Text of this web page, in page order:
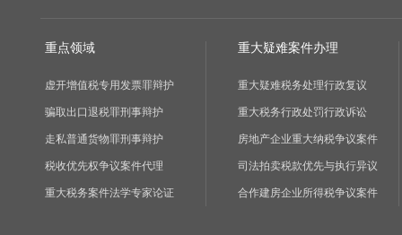
重点领域
虚开增值税专用发票罪辩护
骗取出口退税罪刑事辩护
走私普通货物罪刑事辩护
税收优先权争议案件代理
重大税务案件法学专家论证
重大疑难案件办理
重大疑难税务处理行政复议
重大税务行政处罚行政诉讼
房地产企业重大纳税争议案件
司法拍卖税款优先与执行异议
合作建房企业所得税争议案件